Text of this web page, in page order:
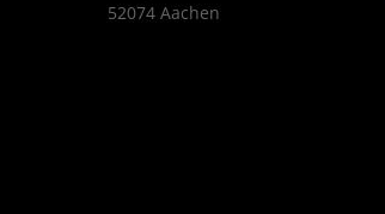
52074 Aachen